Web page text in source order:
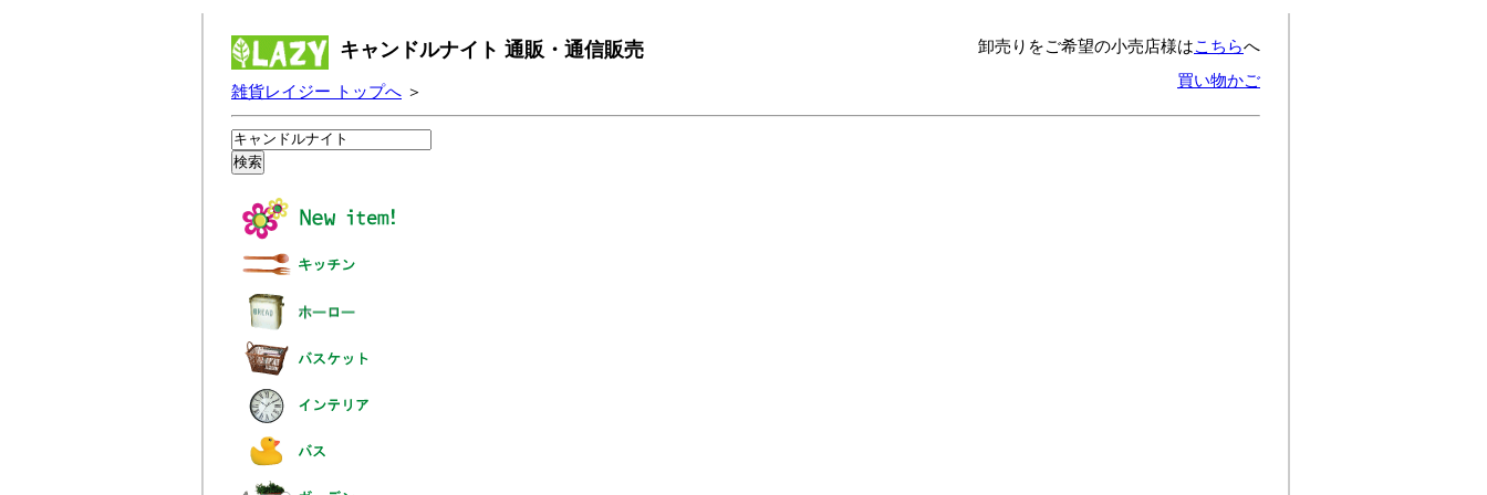
キャンドルナイト 通販・通信販売 卸売りをご希望の小売店様はこちらへ
雑貨レイジー トップへ ＞
買い物かご